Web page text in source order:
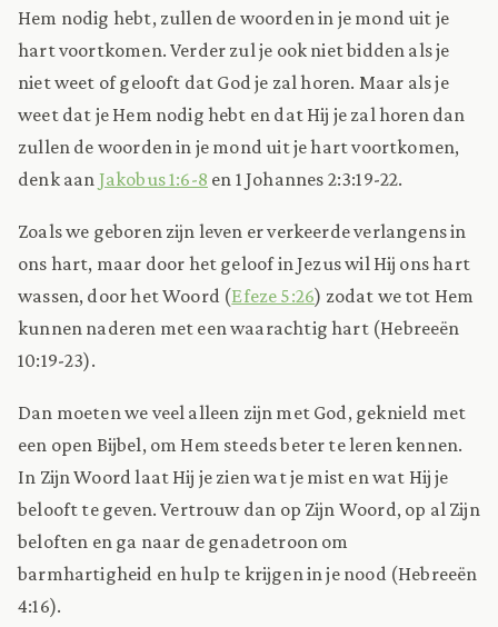
Hem nodig hebt, zullen de woorden in je mond uit je
hart voortkomen. Verder zul je ook niet bidden als je
niet weet of gelooft dat God je zal horen. Maar als je
weet dat je Hem nodig hebt en dat Hij je zal horen dan
zullen de woorden in je mond uit je hart voortkomen,
denk aan Jakobus 1:6-8 en 1 Johannes 2:3:19-22.
Zoals we geboren zijn leven er verkeerde verlangens in
ons hart, maar door het geloof in Jezus wil Hij ons hart
wassen, door het Woord (Efeze 5:26) zodat we tot Hem
kunnen naderen met een waarachtig hart (Hebreeën
10:19-23).
Dan moeten we veel alleen zijn met God, geknield met
een open Bijbel, om Hem steeds beter te leren kennen.
In Zijn Woord laat Hij je zien wat je mist en wat Hij je
belooft te geven. Vertrouw dan op Zijn Woord, op al Zijn
beloften en ga naar de genadetroon om
barmhartigheid en hulp te krijgen in je nood (Hebreeën
4:16).